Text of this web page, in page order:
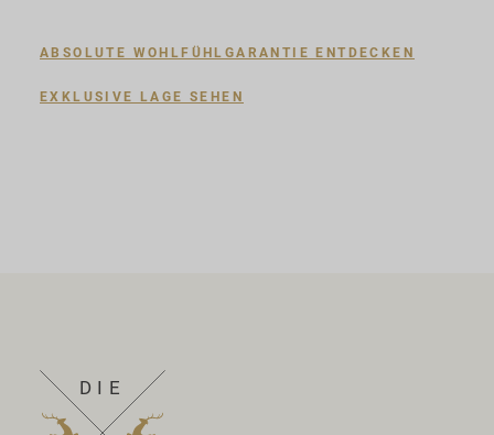
ABSOLUTE WOHLFÜHLGARANTIE ENTDECKEN
EXKLUSIVE LAGE SEHEN
DIE